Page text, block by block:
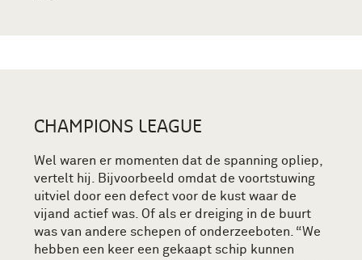
CHAMPIONS LEAGUE
Wel waren er momenten dat de spanning opliep,
vertelt hij. Bijvoorbeeld omdat de voortstuwing
uitviel door een defect voor de kust waar de
vijand actief was. Of als er dreiging in de buurt
was van andere schepen of onderzeeboten. “We
hebben een keer een gekaapt schip kunnen